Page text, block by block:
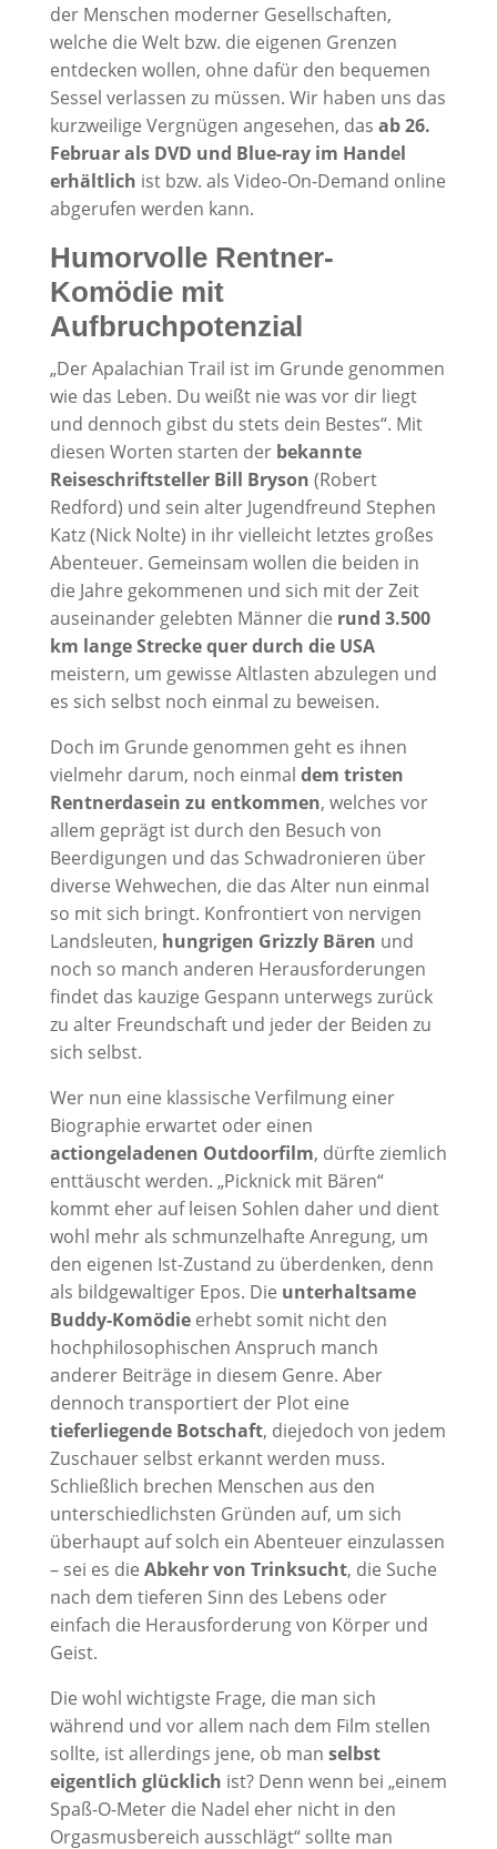
der Menschen moderner Gesellschaften,
welche die Welt bzw. die eigenen Grenzen
entdecken wollen, ohne dafür den bequemen
Sessel verlassen zu müssen. Wir haben uns das
kurzweilige Vergnügen angesehen, das ab 26.
Februar als DVD und Blue-ray im Handel
erhältlich ist bzw. als Video-On-Demand online
abgerufen werden kann.
Humorvolle Rentner-
Komödie mit
Aufbruchpotenzial
„Der Apalachian Trail ist im Grunde genommen
wie das Leben. Du weißt nie was vor dir liegt
und dennoch gibst du stets dein Bestes“. Mit
diesen Worten starten der bekannte
Reiseschriftsteller Bill Bryson (Robert
Redford) und sein alter Jugendfreund Stephen
Katz (Nick Nolte) in ihr vielleicht letztes großes
Abenteuer. Gemeinsam wollen die beiden in
die Jahre gekommenen und sich mit der Zeit
auseinander gelebten Männer die rund 3.500
km lange Strecke quer durch die USA
meistern, um gewisse Altlasten abzulegen und
es sich selbst noch einmal zu beweisen.
Doch im Grunde genommen geht es ihnen
vielmehr darum, noch einmal dem tristen
Rentnerdasein zu entkommen, welches vor
allem geprägt ist durch den Besuch von
Beerdigungen und das Schwadronieren über
diverse Wehwechen, die das Alter nun einmal
so mit sich bringt. Konfrontiert von nervigen
Landsleuten, hungrigen Grizzly Bären und
noch so manch anderen Herausforderungen
findet das kauzige Gespann unterwegs zurück
zu alter Freundschaft und jeder der Beiden zu
sich selbst.
Wer nun eine klassische Verfilmung einer
Biographie erwartet oder einen
actiongeladenen Outdoorfilm, dürfte ziemlich
enttäuscht werden. „Picknick mit Bären“
kommt eher auf leisen Sohlen daher und dient
wohl mehr als schmunzelhafte Anregung, um
den eigenen Ist-Zustand zu überdenken, denn
als bildgewaltiger Epos. Die unterhaltsame
Buddy-Komödieerhebt somit nicht den
hochphilosophischen Anspruch manch
anderer Beiträge in diesem Genre. Aber
dennoch transportiert der Plot eine
tieferliegende Botschaft, diejedoch von jedem
Zuschauer selbst erkannt werden muss.
Schließlich brechen Menschen aus den
unterschiedlichsten Gründen auf, um sich
überhaupt auf solch ein Abenteuer einzulassen
– sei es die Abkehr von Trinksucht, die Suche
nach dem tieferen Sinn des Lebens oder
einfach die Herausforderung von Körper und
Geist.
Die wohl wichtigste Frage, die man sich
während und vor allem nach dem Film stellen
sollte, ist allerdings jene, ob man selbst
eigentlich glücklich ist? Denn wenn bei „einem
Spaß-O-Meter die Nadel eher nicht in den
Orgasmusbereich ausschlägt“ sollte man